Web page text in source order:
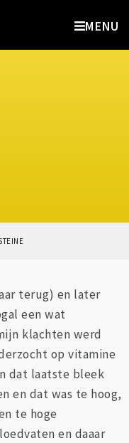
MENU
terug) en later
een wat
klachten werd
op vitamine
dat laatste bleek
en dat was te hoog,
te hoge
en daaar